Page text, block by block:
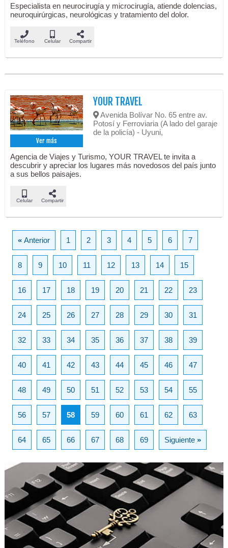
Especialista en neurocirugía y microcirugía, atiende dolencias,
neuroquirúrgicas, neurológicas y tratamiento del dolor.
Teléfono Celular Compartir
Ver más
YOUR TRAVEL
Avenida Bolívar No. 65 entre av.
Potosí y Ferroviaria (A lado del garaje
de la policía) - Uyuni,
Agencia de Viajes y Turismo, YOUR TRAVEL te invita a
descubrir y apreciar los lugares más novedosos del país junto
a sus bellos paisajes.
Celular Compartir
«Anterior 1 2 3 4 5 6 7
8 9 10 11 12 13 14 15
16 17 18 19 20 21 22 23
24 25 26 27 28 29 30 31
32 33 34 35 36 37 38 39
40 41 42 43 44 45 46 47
48 49 50 51 52 53 54 55
56 57 58 59 60 61 62 63
64 65 66 67 68 69 Siguiente»